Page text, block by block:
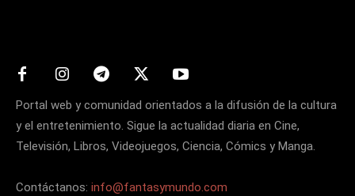
Portal web y comunidad orientados a la difusión de la cultura
y el entretenimiento. Sigue la actualidad diaria en Cine,
Televisión, Libros, Videojuegos, Ciencia, Cómics y Manga.
Contáctanos: info@fantasymundo.com